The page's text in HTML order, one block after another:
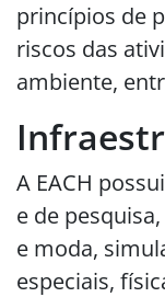
princípios de
riscos das
ambiente,
A EACH
e de
e moda,
especiais,